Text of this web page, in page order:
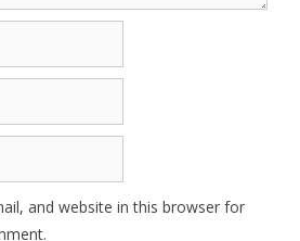
and website in this browser for